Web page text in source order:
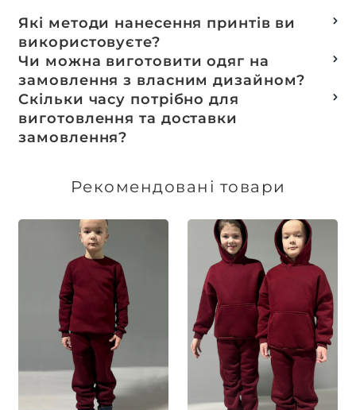
Які методи нанесення принтів ви
використовуєте?
Термотранферний
Шовкотрафаретний
DTF – друк
Машинна вишивка
Чи можна виготовити одяг на
замовлення з власним дизайном?
Так, ми спеціалізуємося на розробці колекцій
та мерчу під ключ, цей процес включає підбір
тканин, розробку лекал, дизай та
завершується пошиттям готового виробу.
Скільки часу потрібно для
виготовлення та доставки
замовлення?
виготовлення індивідуальних замовлень
Рекомендовані товари